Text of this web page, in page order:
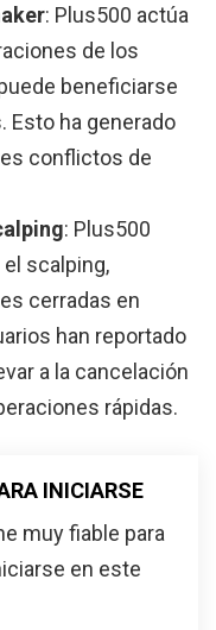
: Plus500 actúa
de los
beneficiarse
Esto ha generado
conflictos de
: Plus500
scalping,
cerradas en
han reportado
a la cancelación
rápidas.
INICIARSE
muy fiable para
en este